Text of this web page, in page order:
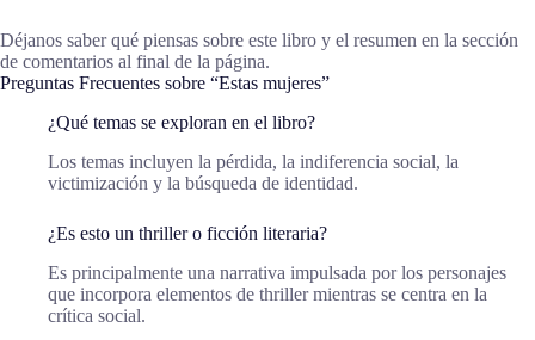
Déjanos saber qué piensas sobre este libro y el resumen en la sección
de comentarios al final de la página.
Preguntas Frecuentes sobre “Estas mujeres”
¿Qué temas se exploran en el libro?
Los temas incluyen la pérdida, la indiferencia social, la
victimización y la búsqueda de identidad.
¿Es esto un thriller o ficción literaria?
Es principalmente una narrativa impulsada por los personajes
que incorpora elementos de thriller mientras se centra en la
crítica social.